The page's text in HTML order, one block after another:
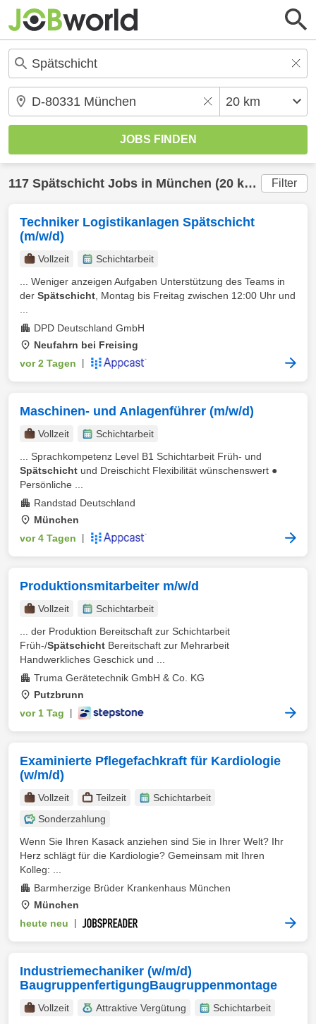
117 Spätschicht Jobs in München (20 km) gefunden Filter
Techniker Logistikanlagen Spätschicht
(m/w/d)
Vollzeit
Schichtarbeit
... Weniger anzeigen Aufgaben Unterstützung des Teams in
der Spätschicht , Montag bis Freitag zwischen 12:00 Uhr und
DPD Deutschland GmbH
Neufahrn bei Freising
vor 2 Tagen
Maschinen- und Anlagenführer (m/w/d)
Vollzeit
Schichtarbeit
... Sprachkompetenz Level B1 Schichtarbeit Früh- und
Spätschicht und Dreischicht Flexibilität wünschenswert ●
Persönliche ...
Randstad Deutschland
München
vor 4 Tagen
Produktionsmitarbeiter m/w/d
Vollzeit
Schichtarbeit
... der Produktion Bereitschaft zur Schichtarbeit
Früh-/Spätschicht Bereitschaft zur Mehrarbeit
Handwerkliches Geschick und ...
Truma Gerätetechnik GmbH & Co. KG
Putzbrunn
vor 1 Tag
Examinierte Pflegefachkraft für Kardiologie
(w/m/d)
Vollzeit Teilzeit
Schichtarbeit
Sonderzahlung
Wenn Sie Ihren Kasack anziehen sind Sie in Ihrer Welt? Ihr
Herz schlägt für die Kardiologie? Gemeinsam mit Ihren
Kolleg: ...
Barmherzige Brüder Krankenhaus München
München
heute neu
Industriemechaniker (w/m/d)
BaugruppenfertigungBaugruppenmontage
Vollzeit Attraktive Vergütung
Schichtarbeit